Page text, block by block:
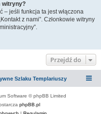
witryny?
– jeśli funkcja ta jest włączona
z nami”. Członkowie witryny
Przejdź do
Szlaku Templariuszy
Software © phpBB Limited
phpBB.pl